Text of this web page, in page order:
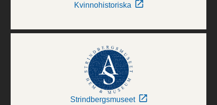
Kvinnohistoriska
Strindbergsmuseet